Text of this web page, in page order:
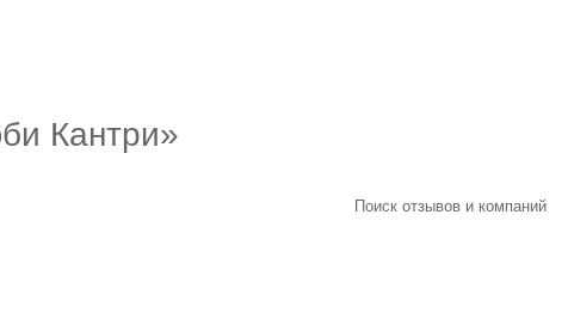
Поиск отзывов и компаний
Кантри»